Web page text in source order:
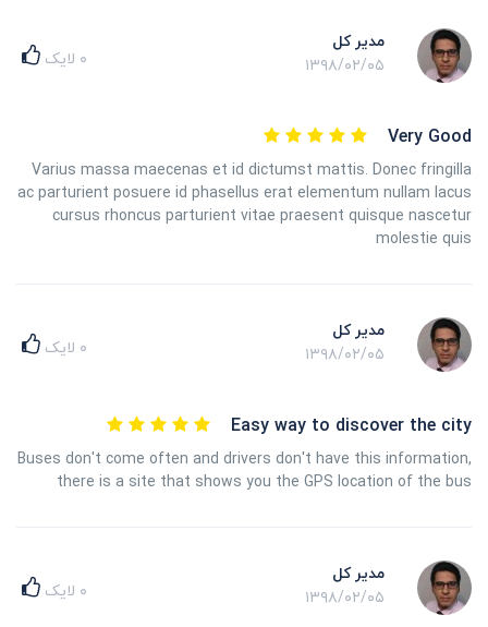
مدیر کل
۱۳۹۸/۰۲/۰۵
۰ لایک
Very Good
Varius massa maecenas et id dictumst mattis. Donec fringilla
ac parturient posuere id phasellus erat elementum nullam lacus
cursus rhoncus parturient vitae praesent quisque nascetur
molestie quis
مدیر کل
۱۳۹۸/۰۲/۰۵
۰ لایک
Easy way to discover the city
Buses don't come often and drivers don't have this information,
there is a site that shows you the GPS location of the bus
مدیر کل
۱۳۹۸/۰۲/۰۵
۰ لایک